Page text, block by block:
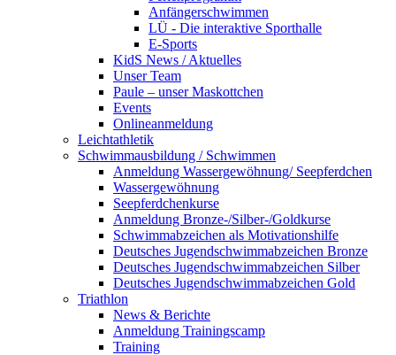
Anfängerschwimmen
LÜ - Die interaktive Sporthalle
E-Sports
KidS News / Aktuelles
Unser Team
Paule – unser Maskottchen
Events
Onlineanmeldung
Leichtathletik
Schwimmausbildung / Schwimmen
Anmeldung Wassergewöhnung/ Seepferdchen
Wassergewöhnung
Seepferdchenkurse
Anmeldung Bronze-/Silber-/Goldkurse
Schwimmabzeichen als Motivationshilfe
Deutsches Jugendschwimmabzeichen Bronze
Deutsches Jugendschwimmabzeichen Silber
Deutsches Jugendschwimmabzeichen Gold
Triathlon
News & Berichte
Anmeldung Trainingscamp
Training